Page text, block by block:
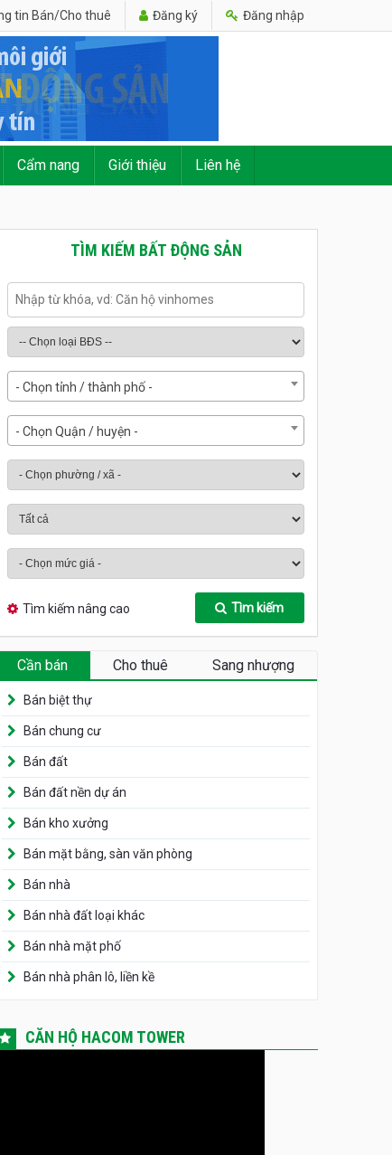
tin Bán/Cho thuê Đăng ký Đăng nhập
Cẩm nang Giới thiệu Liên hệ
TÌM KIẾM BẤT ĐỘNG SẢN
- Chọn tỉnh / thành phố -
- Chọn Quận / huyện -
Tìm kiếm nâng cao Tìm kiếm
Cần bán Cho thuê Sang nhượng
Bán biệt thự
Bán chung cư
Bán đất
Bán đất nền dự án
Bán kho xưởng
Bán mặt bằng, sàn văn phòng
Bán nhà
Bán nhà đất loại khác
Bán nhà mặt phố
Bán nhà phân lô, liền kề
CĂN HỘ HACOM TOWER